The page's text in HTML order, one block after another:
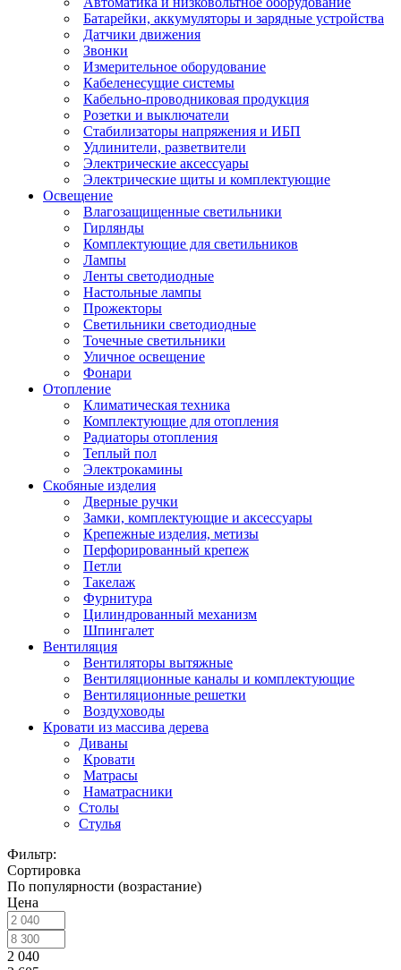
Батарейки, аккумуляторы и зарядные устройства
Датчики движения
Звонки
Измерительное оборудование
Кабеленесущие системы
Кабельно-проводниковая продукция
Розетки и выключатели
Стабилизаторы напряжения и ИБП
Удлинители, разветвители
Электрические аксессуары
Электрические щиты и комплектующие
Освещение
Влагозащищенные светильники
Гирлянды
Комплектующие для светильников
Лампы
Ленты светодиодные
Настольные лампы
Прожекторы
Светильники светодиодные
Точечные светильники
Уличное освещение
Фонари
Отопление
Климатическая техника
Комплектующие для отопления
Радиаторы отопления
Теплый пол
Электрокамины
Скобяные изделия
Дверные ручки
Замки, комплектующие и аксессуары
Крепежные изделия, метизы
Перфорированный крепеж
Петли
Такелаж
Фурнитура
Цилиндрованный механизм
Шпингалет
Вентиляция
Вентиляторы вытяжные
Вентиляционные каналы и комплектующие
Вентиляционные решетки
Воздуховоды
Кровати из массива дерева
Диваны
Кровати
Матрасы
Наматрасники
Столы
Стулья
Фильтр:
Сортировка
По популярности (возрастание)
Цена
2 040